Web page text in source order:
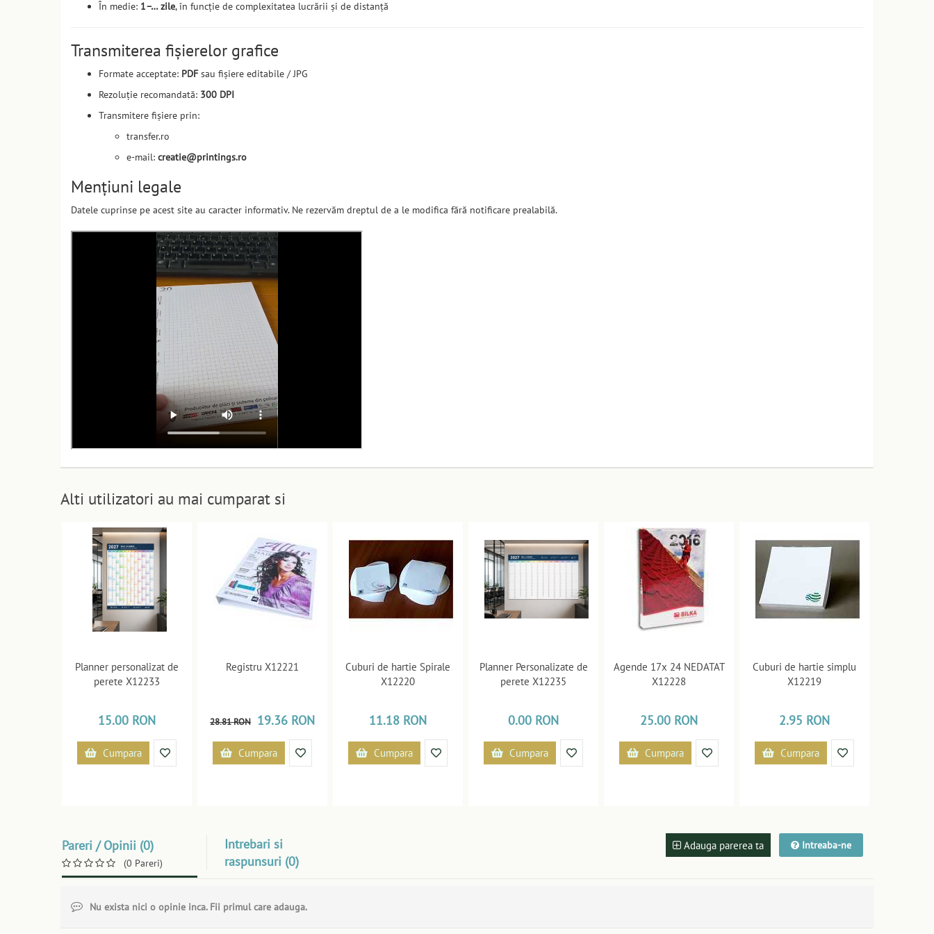
În medie: 1–… zile, în funcție de complexitatea lucrării și de distanță
Transmiterea fișierelor grafice
Formate acceptate: PDF sau fișiere editabile / JPG
Rezoluție recomandată: 300 DPI
Transmitere fișiere prin:
transfer.ro
e-mail: creatie@printings.ro
Mențiuni legale
Datele cuprinse pe acest site au caracter informativ. Ne rezervăm dreptul de a le modifica fără notificare prealabilă.
Alti utilizatori au mai cumparat si
Planner personalizat de
perete X12233
15.00 RON
Cumpara
Registru X12221
28.81 RON 19.36 RON
Cumpara
Cuburi de hartie Spirale
X12220
11.18 RON
Cumpara
Planner Personalizate de
perete X12235
0.00 RON
Cumpara
Agende 17x 24 NEDATAT
X12228
25.00 RON
Cumpara
Cuburi de hartie simplu
X12219
2.95 RON
Cumpara
Pareri / Opinii (0)
(0 Pareri)
Intrebari si
raspunsuri (0)
Adauga parerea ta Intreaba-ne
Nu exista nici o opinie inca. Fii primul care adauga.